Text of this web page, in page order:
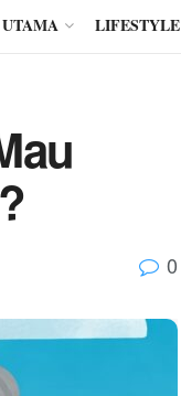
LIFESTYLE
0